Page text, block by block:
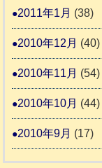
2011年1月 (38)
2010年12月 (40)
2010年11月 (54)
2010年10月 (44)
2010年9月 (17)